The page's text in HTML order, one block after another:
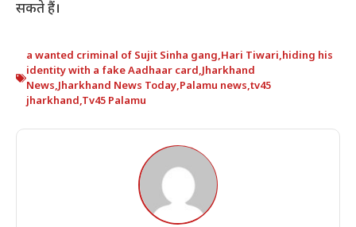
सकते हैं।
a wanted criminal of Sujit Sinha gang,Hari Tiwari,hiding his
identity with a fake Aadhaar card,Jharkhand
News,Jharkhand News Today,Palamu news,tv45
jharkhand,Tv45 Palamu